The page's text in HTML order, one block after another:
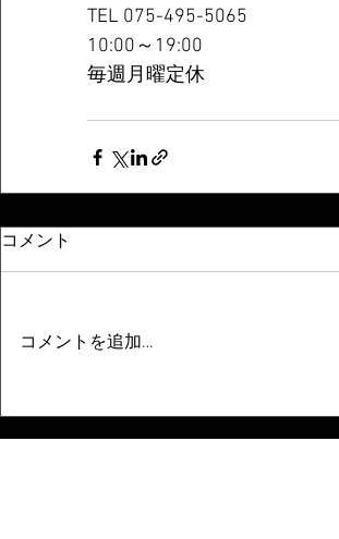
TEL 075-495-5065
10:00～19:00
毎週月曜定休
コメント
コメントを追加…